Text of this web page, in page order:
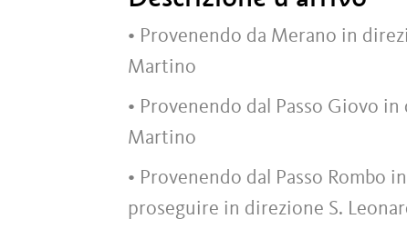
• Provenendo da Merano in
Martino
• Provenendo dal Passo Giovo
Martino
• Provenendo dal Passo Rombo
proseguire in direzione S.